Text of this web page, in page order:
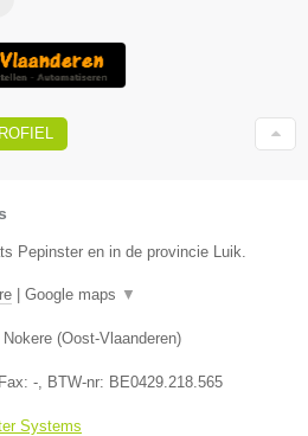
Pepinster en in de provincie Luik.
Google maps ▼
Nokere (Oost-Vlaanderen)
Fax: - , BTW-nr: BE0429.218.565
Systems